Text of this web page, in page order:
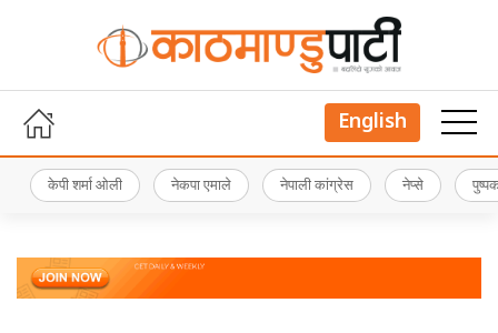
English
केपी शर्मा ओली नेकपा एमाले नेपाली कांग्रेस नेप्से